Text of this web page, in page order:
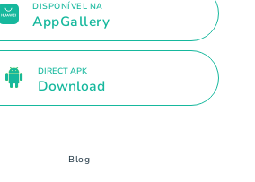
DISPONÍVEL NA
AppGallery
DIRECT APK
Download
Blog